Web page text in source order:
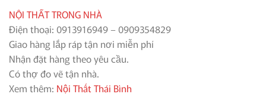
NỘI THẤT TRONG NHÀ
Điện thoại: 0913916949 – 0909354829
Giao hàng lắp ráp tận nơi miễn phí
Nhận đặt hàng theo yêu cầu.
Có thợ đo vẽ tận nhà.
Xem thêm: Nội Thất Thái Bình